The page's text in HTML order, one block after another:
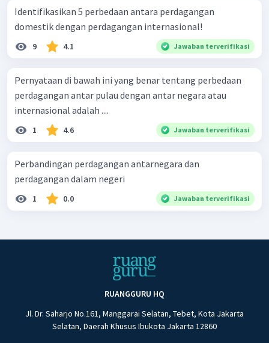
Identifikasikan 5 perbedaan antara perdagangan
domestik dengan perdagangan internasional!
9 4.1 Jawaban terverifikasi
Pernyataan di bawah ini yang benar tentang perbedaan
perdagangan antar pulau dengan antar negara atau
internasional adalah ....
1 4.6 Jawaban terverifikasi
Perbandingan perdagangan antarnegara dan
perdagangan dalam negeri
1 0.0 Jawaban terverifikasi
RUANGGURU HQ
Jl. Dr. Saharjo No.161, Manggarai Selatan, Tebet, Kota Jakarta
Selatan, Daerah Khusus Ibukota Jakarta 12860